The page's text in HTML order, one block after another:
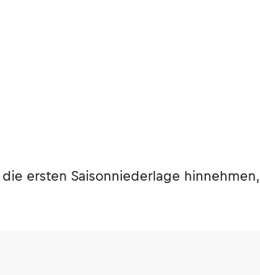
ersten Saisonniederlage